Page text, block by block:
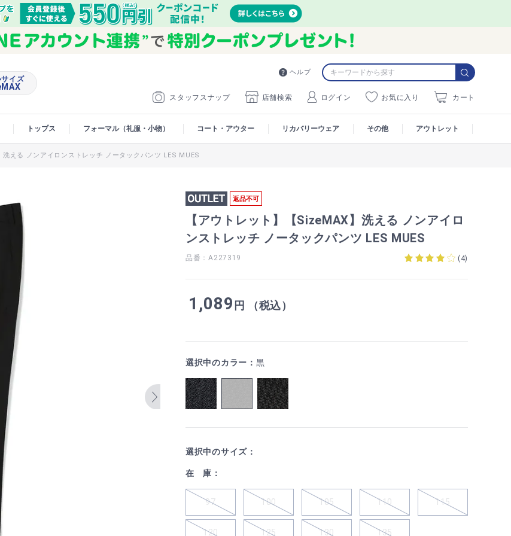
ヘルプ
スタッフスナップ 店舗検索 ログイン お気に入り カート
イズ
トップス フォーマル（礼服・小物） コート・アウター リカバリーウェア その他 アウトレット
洗える ノンアイロンストレッチ ノータックパンツ LES MUES
返品不可
【アウトレット】【SizeMAX】洗える ノンアイロ
ンストレッチ ノータックパンツ LES MUES
品番：A227319 (4)
1,089 円 （税込）
選択中のカラー： 黒
選択中のサイズ：
在 庫：
97 100 105 110 115
120 125 130 135